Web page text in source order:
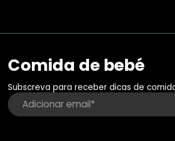
Comida de bebé
Subscreva para receber dicas de